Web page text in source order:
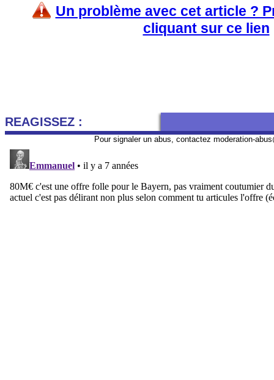
Un problème avec cet article ?
cliquant sur ce lien
REAGISSEZ :
Pour signaler un abus, contactez moderation-